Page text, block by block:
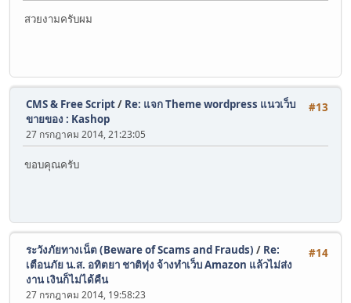
สวยงามครับผม
#13
CMS & Free Script/ Re: แจก Theme wordpress แนวเว็บ
ขายของ : Kashop
27 กรกฎาคม 2014, 21:23:05
ขอบคุณครับ
#14
ระวังภัยทางเน็ต (Beware of Scams and Frauds) / Re:
เตือนภัย น.ส. อทิตยา ชาติทุ่ง จ้างทำเว็บ Amazon แล้วไม่ส่ง
งาน เงินก็ไม่ได้คืน
27 กรกฎาคม 2014, 19:58:23